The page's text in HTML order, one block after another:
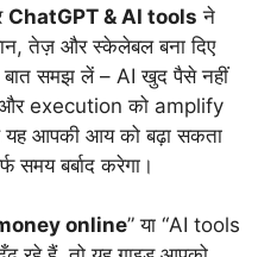
ChatGPT & AI tools ने
तेज़ और स्केलेबल बना दिए
समझ लें – AI खुद पैसे नहीं
execution को amplify
यह आपकी आय को बढ़ा सकता
समय बर्बाद करेगा।
online” या “AI tools